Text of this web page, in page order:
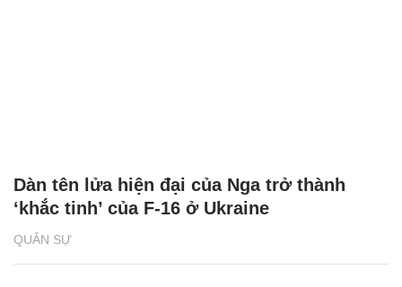
QUÂN SỰ
Dàn tên lửa hiện đại của Nga trở thành
‘khắc tinh’ của F-16 ở Ukraine